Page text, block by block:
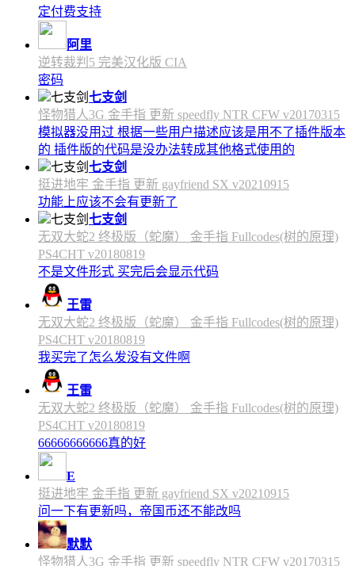
定付费支持
阿里
逆转裁判5 完美汉化版 CIA
密码
七支剑
怪物猎人3G 金手指 更新 speedfly NTR CFW v20170315
模拟器没用过 根据一些用户描述应该是用不了插件版本
的 插件版的代码是没办法转成其他格式使用的
七支剑
挺进地牢 金手指 更新 gayfriend SX v20210915
功能上应该不会有更新了
七支剑
无双大蛇2 终极版（蛇魔） 金手指 Fullcodes(树的原理)
PS4CHT v20180819
不是文件形式 买完后会显示代码
王雷
无双大蛇2 终极版（蛇魔） 金手指 Fullcodes(树的原理)
PS4CHT v20180819
我买完了怎么发没有文件啊
王雷
无双大蛇2 终极版（蛇魔） 金手指 Fullcodes(树的原理)
PS4CHT v20180819
66666666666真的好
E
挺进地牢 金手指 更新 gayfriend SX v20210915
问一下有更新吗，帝国币还不能改吗
默默
怪物猎人3G 金手指 更新 speedfly NTR CFW v20170315